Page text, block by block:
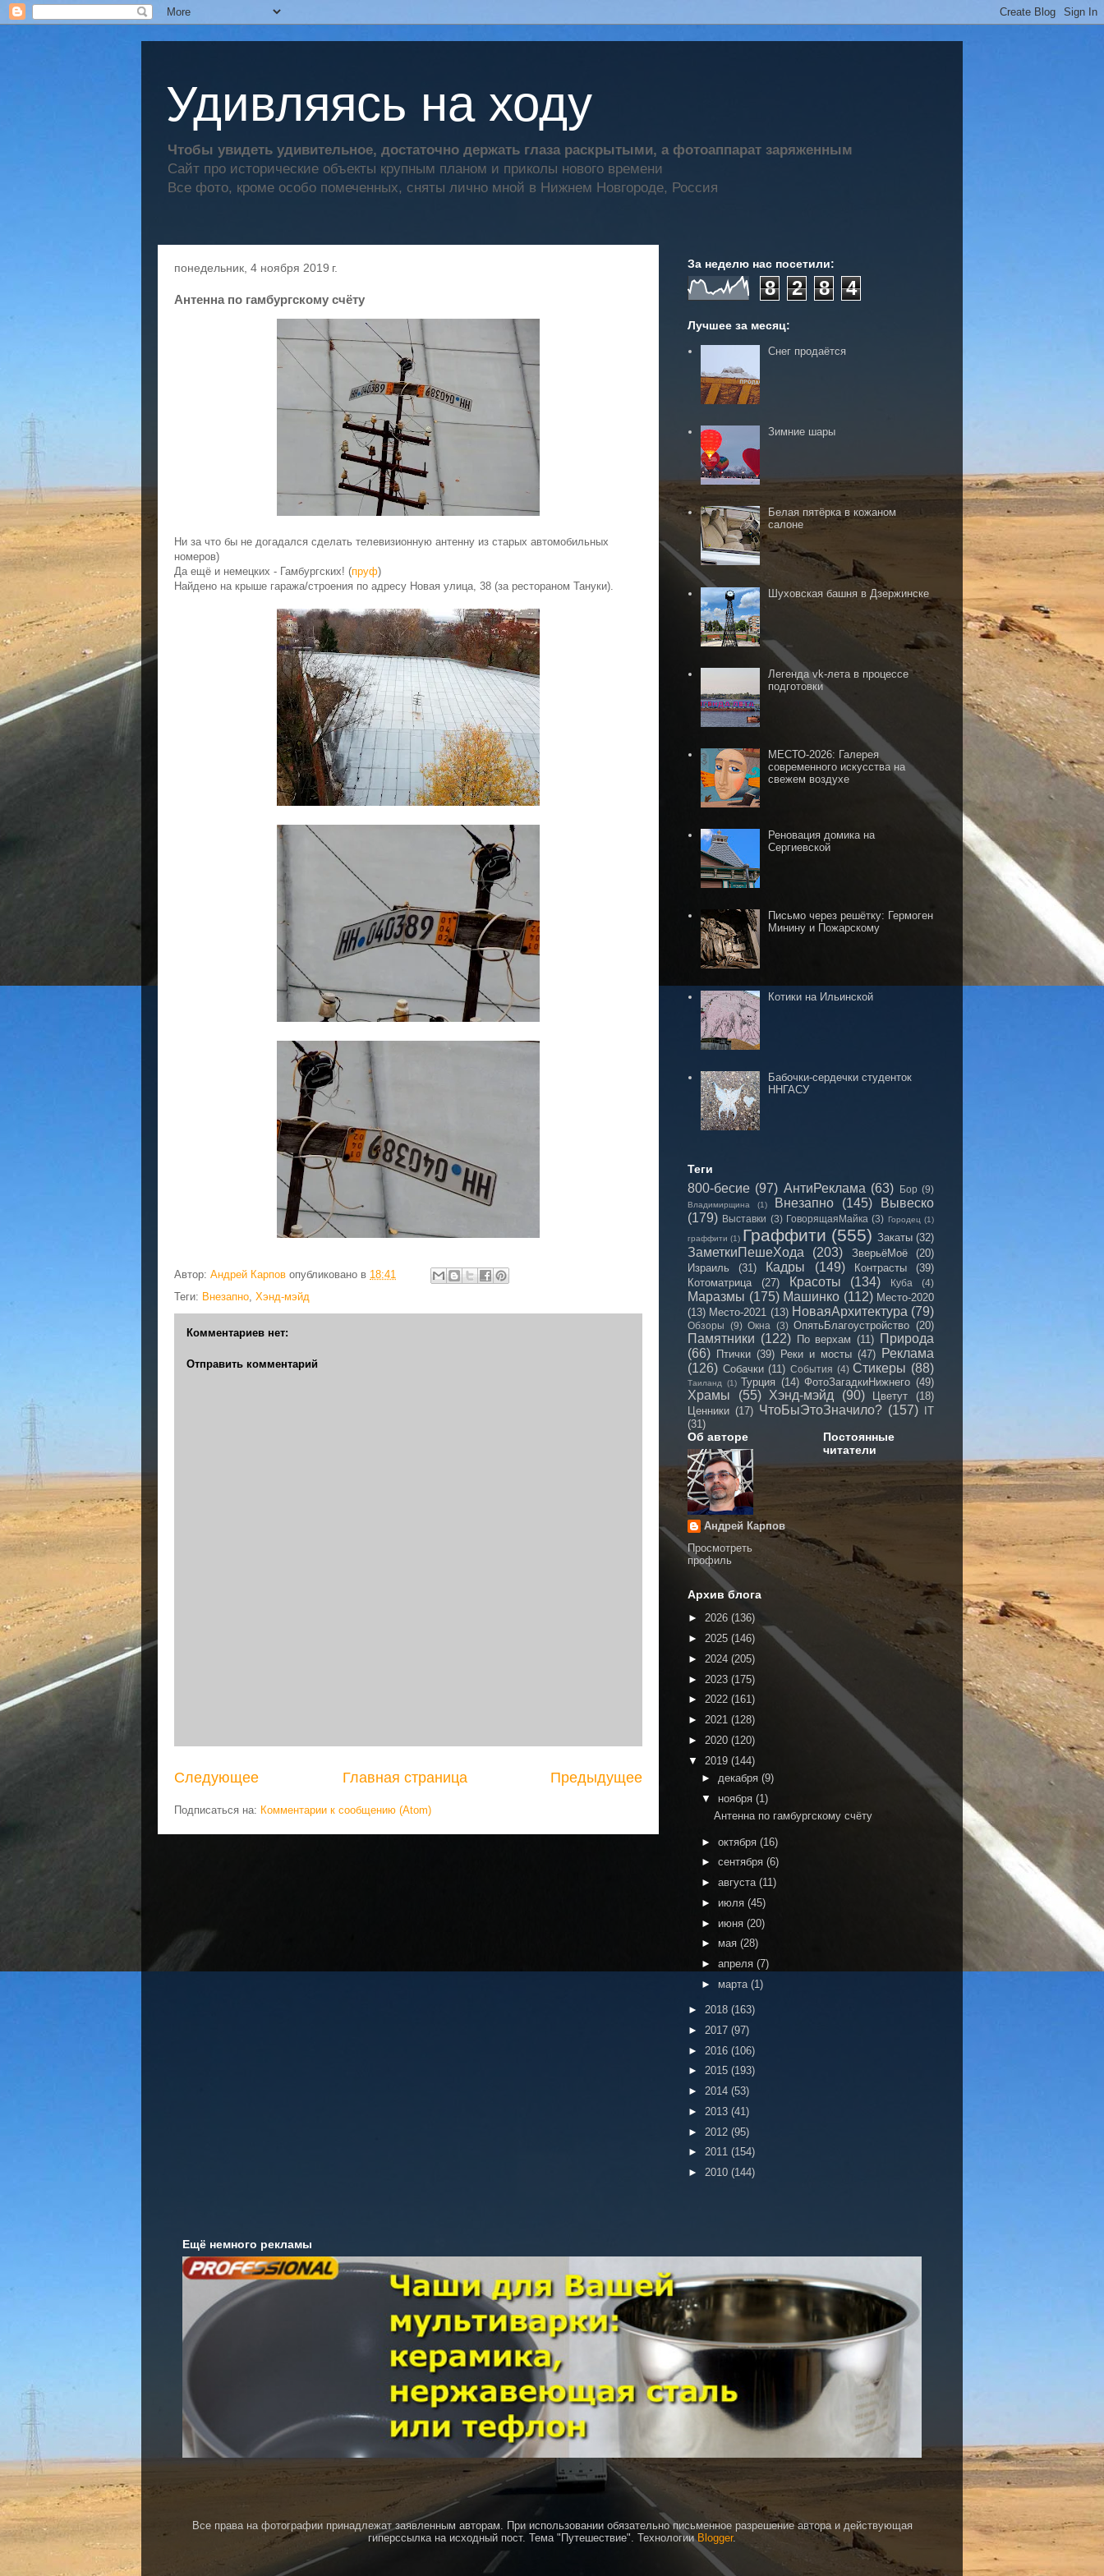
Удивляясь на ходу
Чтобы увидеть удивительное, достаточно держать глаза раскрытыми, а фотоаппарат заряженным
Сайт про исторические объекты крупным планом и приколы нового времени
Все фото, кроме особо помеченных, сняты лично мной в Нижнем Новгороде, Россия
понедельник, 4 ноября 2019 г.
Антенна по гамбургскому счёту
Ни за что бы не догадался сделать телевизионную антенну из старых автомобильных
номеров)
Да ещё и немецких - Гамбургских! (пруф)
Найдено на крыше гаража/строения по адресу Новая улица, 38 (за рестораном Тануки).
Автор: Андрей Карпов опубликовано в 18:41
Теги: Внезапно, Хэнд-мэйд
Комментариев нет:
Отправить комментарий
Следующее Предыдущее
Главная страница
Подписаться на: Комментарии к сообщению (Atom)
За неделю нас посетили:
8 2 8 4
Лучшее за месяц:
Снег продаётся
Зимние шары
Белая пятёрка в кожаном
салоне
Шуховская башня в Дзержинске
Легенда vk-лета в процессе
подготовки
МЕСТО-2026: Галерея
современного искусства на
свежем воздухе
Реновация домика на
Сергиевской
Письмо через решётку: Гермоген
Минину и Пожарскому
Котики на Ильинской
Бабочки-сердечки студенток
ННГАСУ
Теги
800-бесие (97) АнтиРеклама (63) Бор (9)
Владимирщина (1) Внезапно (145)
Вывеско
(179) Выставки (3) ГоворящаяМайка (3) Городец (1)
граффити (1) Граффити (555) Закаты (32)
ЗаметкиПешеХода (203) ЗверьёМоё
(20)
Израиль
(31) Кадры (149) Контрасты
(39)
Котоматрица
(27) Красоты (134) Куба (4)
Маразмы (175) Машинко (112) Место-2020
(13) Место-2021 (13) НоваяАрхитектура (79)
Обзоры (9) Окна (3) ОпятьБлагоустройство (20)
Памятники (122) По верхам (11) Природа
(66) Птички (39) Реки и мосты (47) Реклама
(126) Собачки (11) События (4) Стикеры (88)
Таиланд (1) Турция (14) ФотоЗагадкиНижнего (49)
Храмы (55) Хэнд-мэйд (90) Цветут
(18)
Ценники (17) ЧтоБыЭтоЗначило? (157)
IT
(31)
Об авторе
Андрей Карпов
Просмотреть
профиль
Постоянные
читатели
Архив блога
► 2026 (136)
► 2025 (146)
► 2024 (205)
► 2023 (175)
► 2022 (161)
► 2021 (128)
► 2020 (120)
▼ 2019 (144)
► декабря (9)
▼ ноября (1)
Антенна по гамбургскому счёту
► октября (16)
► сентября (6)
► августа (11)
► июля (45)
► июня (20)
► мая (28)
► апреля (7)
► марта (1)
► 2018 (163)
► 2017 (97)
► 2016 (106)
► 2015 (193)
► 2014 (53)
► 2013 (41)
► 2012 (95)
► 2011 (154)
► 2010 (144)
Ещё немного рекламы
Все права на фотографии принадлежат заявленным авторам. При использовании обязательно письменное разрешение автора и действующая
гиперссылка на исходный пост. Тема "Путешествие". Технологии Blogger.